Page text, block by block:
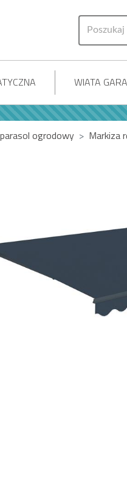
WIATA
ogrodowy Markiza